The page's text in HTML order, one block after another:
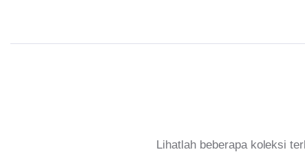
Lihatlah beberapa koleksi